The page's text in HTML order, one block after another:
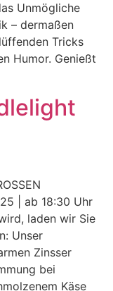
Unmögliche
– dermaßen
Tricks
Humor. Genießt
| ab 18:30 Uhr
laden wir Sie
Unser
Zinsser
bei
Käse